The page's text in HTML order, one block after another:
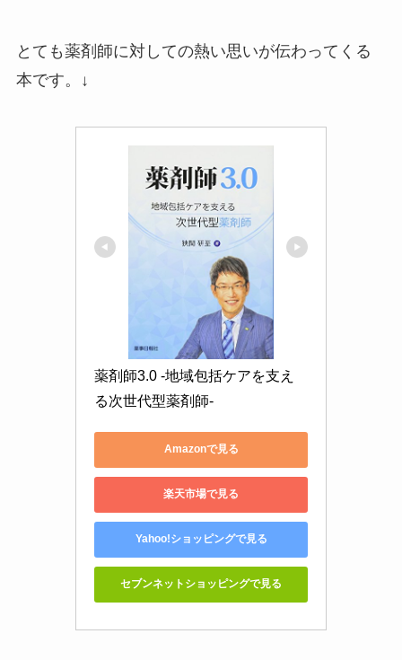
とても薬剤師に対しての熱い思いが伝わってくる
本です。↓
薬剤師3.0 -地域包括ケアを支え
る次世代型薬剤師-
Amazonで見る
楽天市場で見る
Yahoo!ショッピングで見る
セブンネットショッピングで見る